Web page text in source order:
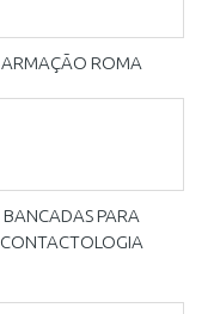
ARMAÇÃO ROMA
BANCADAS PARA
CONTACTOLOGIA